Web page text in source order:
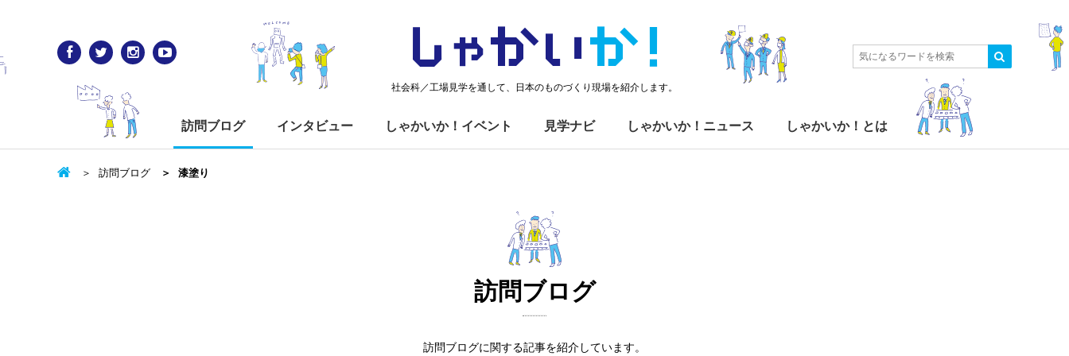
しゃかいか！
社会科／工場見学を通して、日本のものづくり現場を紹介します。
訪問ブログ インタビュー しゃかいか！イベント 見学ナビ しゃかいか！ニュース しゃかいか！とは
訪問ブログ 漆塗り
訪問ブログ
訪問ブログに関する記事を紹介しています。